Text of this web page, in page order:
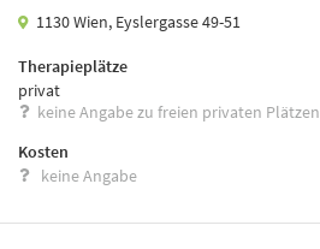
1130 Wien, Eyslergasse 49-51
Therapieplätze
privat
keine Angabe zu freien privaten Plätzen
Kosten
keine Angabe